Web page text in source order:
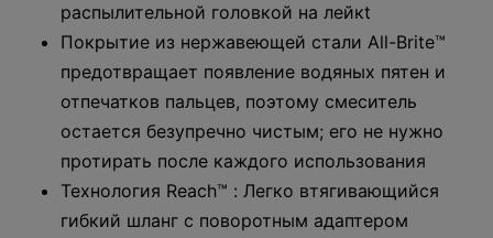
распылительной головкой на лейкt
Покрытие из нержавеющей стали All-Brite™
предотвращает появление водяных пятен и
отпечатков пальцев, поэтому смеситель
остается безупречно чистым; его не нужно
протирать после каждого использования
Технология Reach™ : Легко втягивающийся
гибкий шланг с поворотным адаптером